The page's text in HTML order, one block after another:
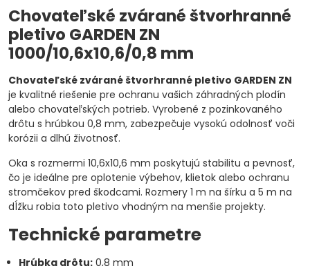
Chovateľské zvárané štvorhranné
pletivo GARDEN ZN
1000/10,6x10,6/0,8 mm
Chovateľské zvárané štvorhranné pletivo GARDEN ZN
je kvalitné riešenie pre ochranu vašich záhradných plodín
alebo chovateľských potrieb. Vyrobené z pozinkovaného
drôtu s hrúbkou 0,8 mm, zabezpečuje vysokú odolnosť voči
korózii a dlhú životnosť.
Oka s rozmermi 10,6x10,6 mm poskytujú stabilitu a pevnosť,
čo je ideálne pre oplotenie výbehov, klietok alebo ochranu
stromčekov pred škodcami. Rozmery 1 m na šírku a 5 m na
dĺžku robia toto pletivo vhodným na menšie projekty.
Technické parametre
Hrúbka drôtu: 0,8 mm